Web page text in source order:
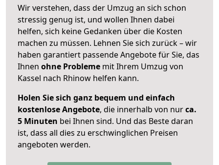
Wir verstehen, dass der Umzug an sich schon
stressig genug ist, und wollen Ihnen dabei
helfen, sich keine Gedanken über die Kosten
machen zu müssen. Lehnen Sie sich zurück – wir
haben garantiert passende Angebote für Sie, das
Ihnen ohne Probleme mit Ihrem Umzug von
Kassel nach Rhinow helfen kann.
Holen Sie sich ganz bequem und einfach
kostenlose Angebote, die innerhalb von nurca.
5 Minuten bei Ihnen sind. Und das Beste daran
ist, dass all dies zu erschwinglichen Preisen
angeboten werden.